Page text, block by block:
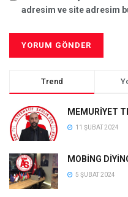
adresim ve site adresim
Trend
MEMURİYET
11 ŞUBAT 2024
MOBİNG
5 ŞUBAT 2024